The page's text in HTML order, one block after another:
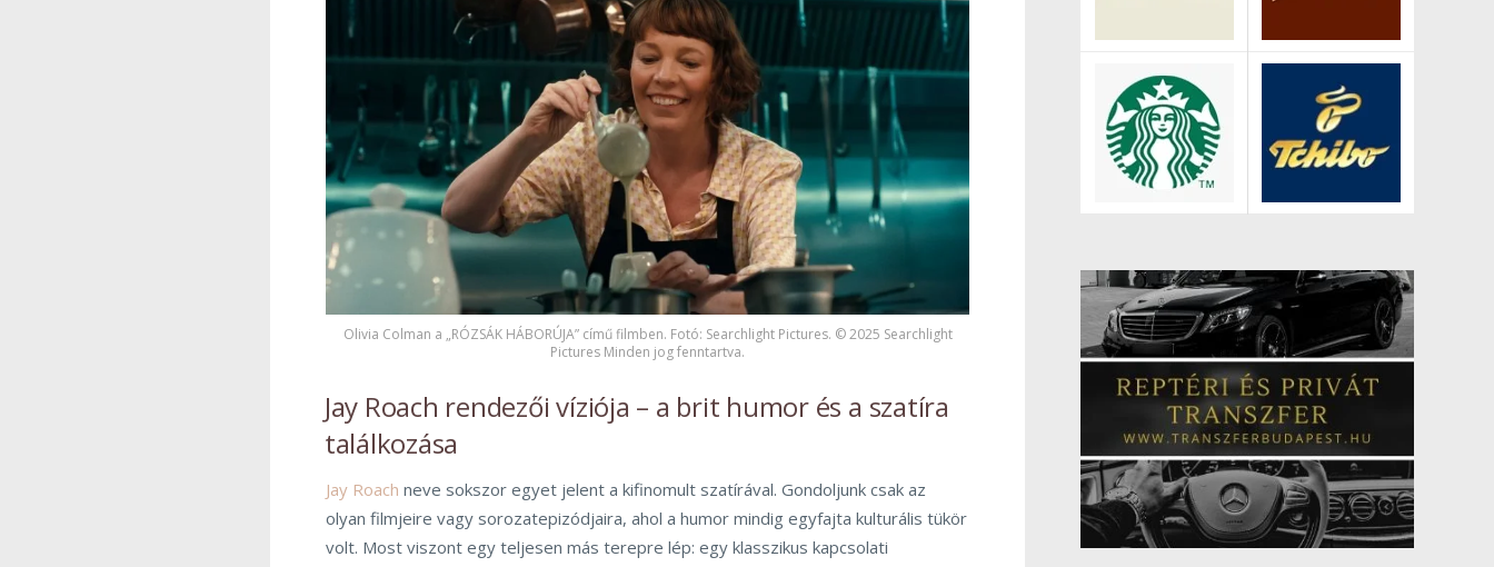
Olivia Colman a „RÓZSÁK HÁBORÚJA” című filmben. Fotó: Searchlight Pictures. © 2025 Searchlight
Pictures Minden jog fenntartva.
Jay Roach rendezői víziója – a brit humor és a szatíra
találkozása
Jay Roach neve sokszor egyet jelent a kifinomult szatírával. Gondoljunk csak az
olyan filmjeire vagy sorozatepizódjaira, ahol a humor mindig egyfajta kulturális tükör
volt. Most viszont egy teljesen más terepre lép: egy klasszikus kapcsolati